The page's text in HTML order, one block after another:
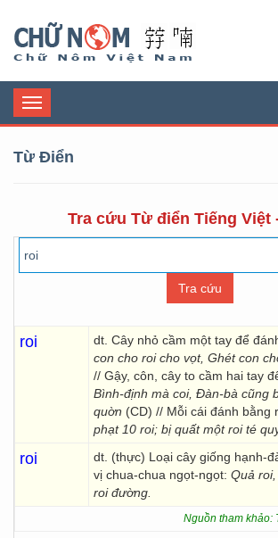
Toggle
navigation
Từ Điển
Tra cứu Từ điển Tiếng Việt
roi dt. Cây nhỏ cầm một tay để
con cho roi cho vọt, Ghét con
// Gậy, côn, cây to cầm hai tay
Bình-định mà coi, Đàn-bà cũng
quờn (CD) // Mỗi cái đánh bằng
phạt 10 roi; bị quất một roi té
roi
dt. (thực) Loại cây giống hạnh-
vị chua-chua ngọt-ngọt: Quả
roi đường.
Nguồn tham khảo: